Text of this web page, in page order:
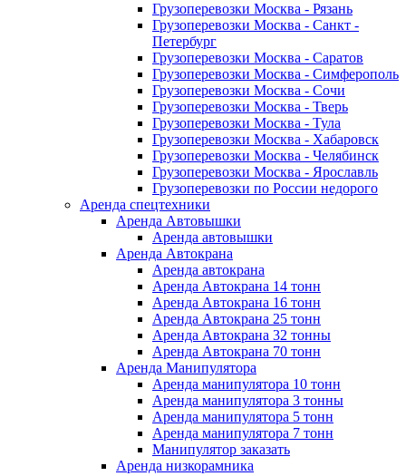
Грузоперевозки Москва - Рязань
Грузоперевозки Москва - Санкт -
Петербург
Грузоперевозки Москва - Саратов
Грузоперевозки Москва - Симферополь
Грузоперевозки Москва - Сочи
Грузоперевозки Москва - Тверь
Грузоперевозки Москва - Тула
Грузоперевозки Москва - Хабаровск
Грузоперевозки Москва - Челябинск
Грузоперевозки Москва - Ярославль
Грузоперевозки по России недорого
Аренда спецтехники
Аренда Автовышки
Аренда автовышки
Аренда Автокрана
Аренда автокрана
Аренда Автокрана 14 тонн
Аренда Автокрана 16 тонн
Аренда Автокрана 25 тонн
Аренда Автокрана 32 тонны
Аренда Автокрана 70 тонн
Аренда Манипулятора
Аренда манипулятора 10 тонн
Аренда манипулятора 3 тонны
Аренда манипулятора 5 тонн
Аренда манипулятора 7 тонн
Манипулятор заказать
Аренда низкорамника